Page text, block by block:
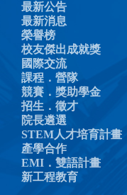
最新公告
最新消息
榮譽榜
校友傑出成就獎
國際交流
課程．營隊
競賽．獎助學金
招生．徵才
院長遴選
STEM人才培育計畫
產學合作
EMI．雙語計畫
新工程教育